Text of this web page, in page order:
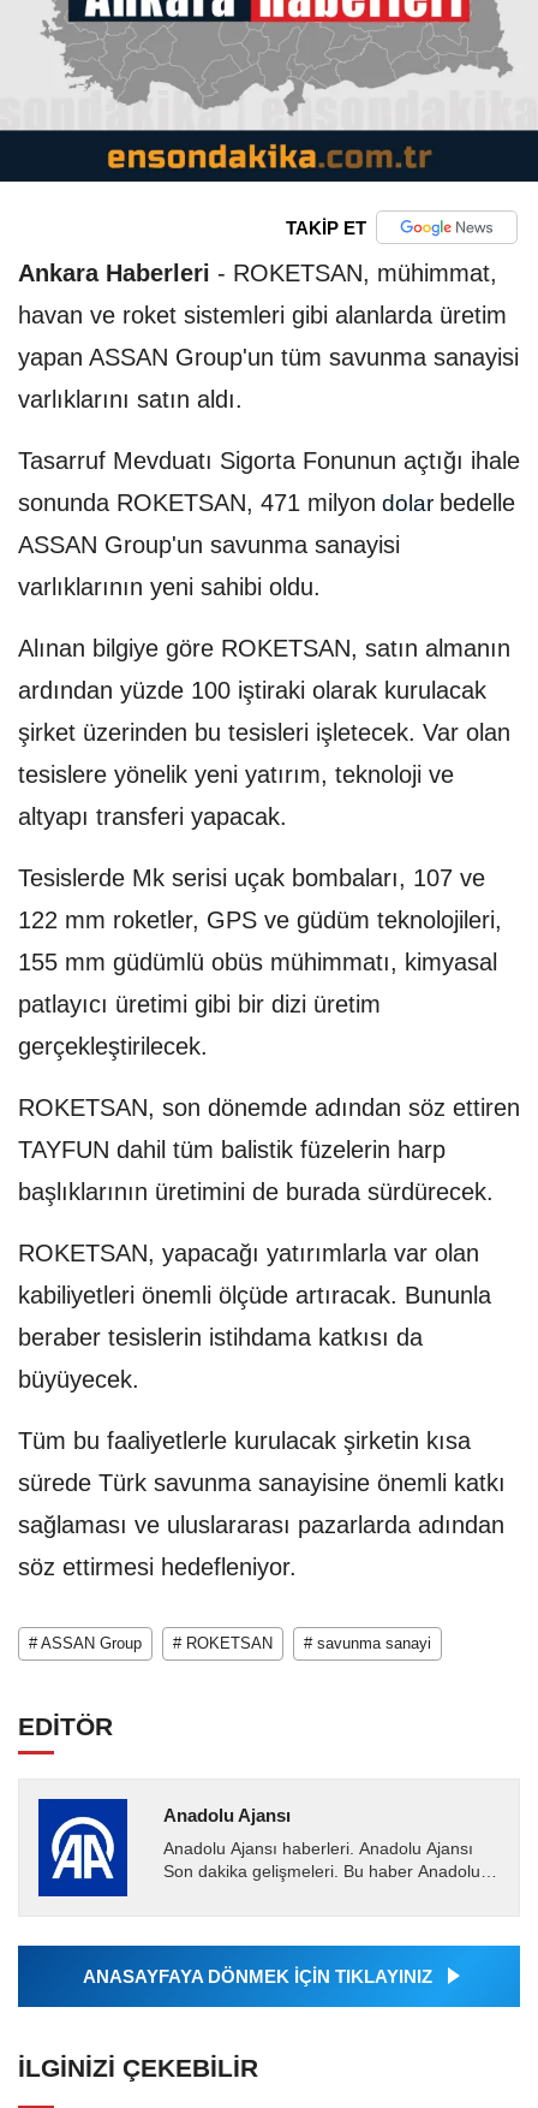
TAKİP ET
Ankara Haberleri - ROKETSAN, mühimmat,
havan ve roket sistemleri gibi alanlarda üretim
yapan ASSAN Group'un tüm savunma sanayisi
varlıklarını satın aldı.
Tasarruf Mevduatı Sigorta Fonunun açtığı ihale
sonunda ROKETSAN, 471 milyon dolar bedelle
ASSAN Group'un savunma sanayisi
varlıklarının yeni sahibi oldu.
Alınan bilgiye göre ROKETSAN, satın almanın
ardından yüzde 100 iştiraki olarak kurulacak
şirket üzerinden bu tesisleri işletecek. Var olan
tesislere yönelik yeni yatırım, teknoloji ve
altyapı transferi yapacak.
Tesislerde Mk serisi uçak bombaları, 107 ve
122 mm roketler, GPS ve güdüm teknolojileri,
155 mm güdümlü obüs mühimmatı, kimyasal
patlayıcı üretimi gibi bir dizi üretim
gerçekleştirilecek.
ROKETSAN, son dönemde adından söz ettiren
TAYFUN dahil tüm balistik füzelerin harp
başlıklarının üretimini de burada sürdürecek.
ROKETSAN, yapacağı yatırımlarla var olan
kabiliyetleri önemli ölçüde artıracak. Bununla
beraber tesislerin istihdama katkısı da
büyüyecek.
Tüm bu faaliyetlerle kurulacak şirketin kısa
sürede Türk savunma sanayisine önemli katkı
sağlaması ve uluslararası pazarlarda adından
söz ettirmesi hedefleniyor.
# ASSAN Group # ROKETSAN # savunma sanayi
EDİTÖR
Anadolu Ajansı
Anadolu Ajansı haberleri. Anadolu Ajansı
Son dakika gelişmeleri. Bu haber Anadolu
Ajansı tarafından...
ANASAYFAYA DÖNMEK İÇİN TIKLAYINIZ
İLGINIZI ÇEKEBILIR